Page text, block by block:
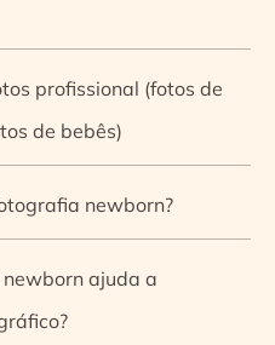
profissional (fotos de
de bebês)
newborn?
ajuda a